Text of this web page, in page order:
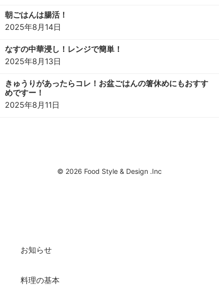
朝ごはんは腸活！
2025年8月14日
なすの中華浸し！レンジで簡単！
2025年8月13日
きゅうりがあったらコレ！お盆ごはんの箸休めにもおすす
めですー！
2025年8月11日
© 2026 Food Style & Design .Inc
お知らせ
料理の基本